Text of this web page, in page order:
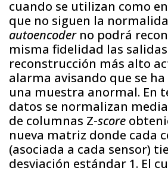
cuando se utilizan como
que no siguen la
autoencoder no podrá
misma fidelidad las
reconstrucción más alto
alarma avisando que se
una muestra anormal. En
datos se normalizan
de columnas Z-score
nueva matriz donde cada
(asociada a cada sensor)
desviación estándar 1. El